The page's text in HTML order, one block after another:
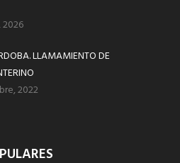
LLAMAMIENTO DE
2022